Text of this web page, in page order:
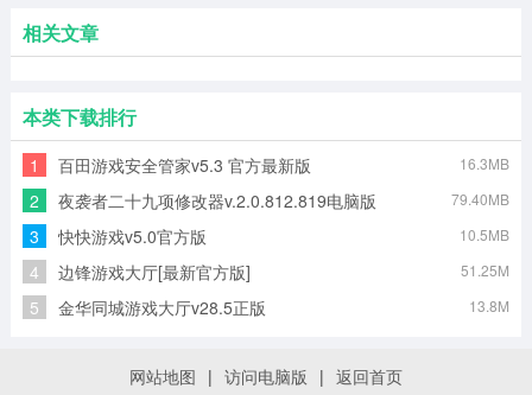
相关文章
本类下载排行
1 百田游戏安全管家v5.3 官方最新版 16.3MB
2 夜袭者二十九项修改器v.2.0.812.819电脑版 79.40MB
3 快快游戏v5.0官方版 10.5MB
4 边锋游戏大厅[最新官方版] 51.25M
5 金华同城游戏大厅v28.5正版 13.8M
网站地图 | 访问电脑版 | 返回首页